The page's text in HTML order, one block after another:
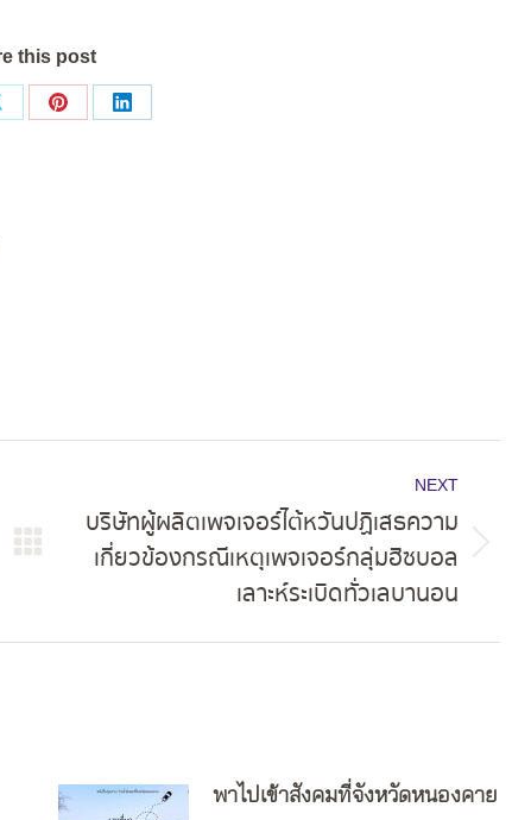
this post
Share
Share
NEXT
Next
บริษัทผู้ผลิตเพจเจอร์ไต้หวันปฏิเสธความ
เกี่ยวข้องกรณีเหตุเพจเจอร์กลุ่มฮิซบอล
เลาะห์ระเบิดทั่วเลบานอน
พาไปเข้าสังคมที่จังหวัดหนองคาย